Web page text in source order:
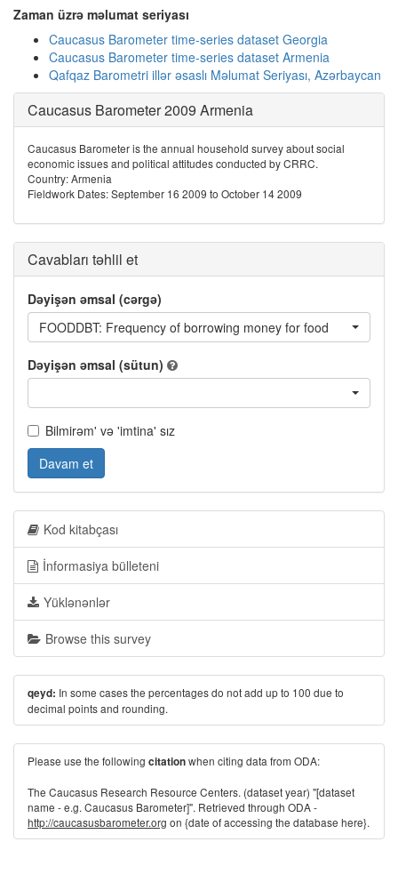
Zaman üzrə məlumat seriyası
Caucasus Barometer time-series dataset Georgia
Caucasus Barometer time-series dataset Armenia
Qafqaz Barometri illər əsaslı Məlumat Seriyası, Azərbaycan
Caucasus Barometer 2009 Armenia
Caucasus Barometer is the annual household survey about social
economic issues and political attitudes conducted by CRRC.
Country: Armenia
Fieldwork Dates: September 16 2009 to October 14 2009
Cavabları təhlil et
Dəyişən əmsal (cərgə)
FOODDBT: Frequency of borrowing money for food
Dəyişən əmsal (sütun)
Bilmirəm' və 'imtina' sız
Davam et
Kod kitabçası
İnformasiya bülleteni
Yüklənənlər
Browse this survey
qeyd: In some cases the percentages do not add up to 100 due to
decimal points and rounding.
Please use the following citationwhen citing data from ODA:
The Caucasus Research Resource Centers. (dataset year) "[dataset
name - e.g. Caucasus Barometer]". Retrieved through ODA -
http://caucasusbarometer.org on {date of accessing the database here}.